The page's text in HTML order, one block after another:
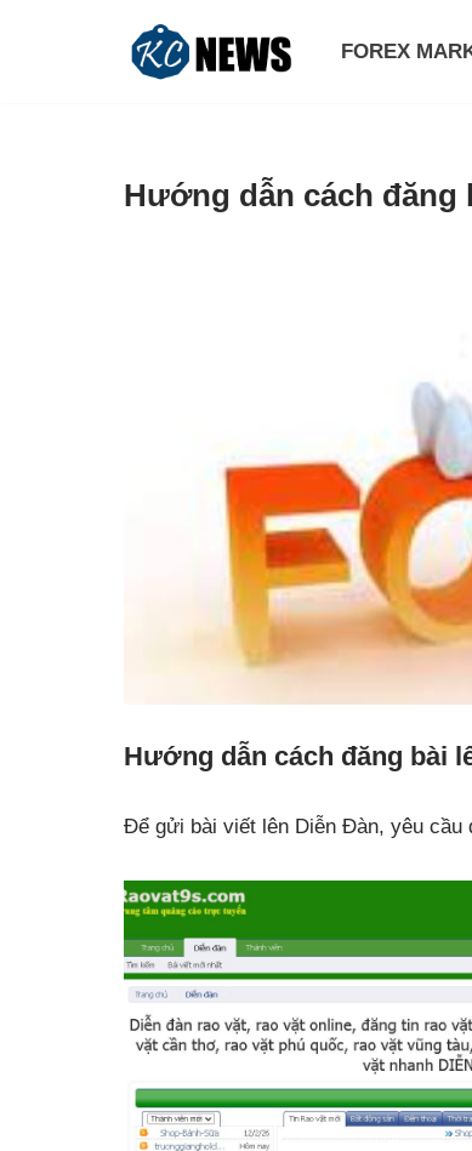
FOREX
Hướng dẫn cách đăng
Hướng dẫn cách đăng bài
Để gửi bài viết lên Diễn Đàn, yêu cầu